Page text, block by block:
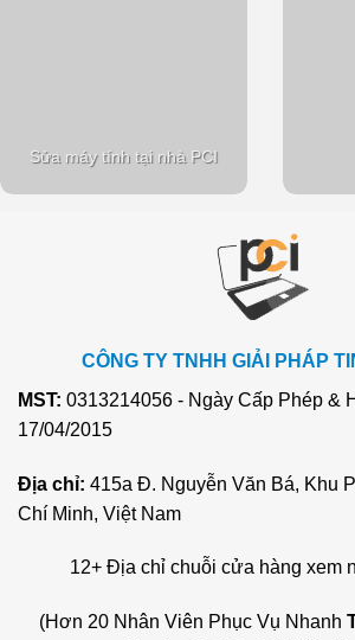
Sửa máy tính tại nhà PCI
CÔNG TY TNHH GIẢI PHÁP
MST: 0313214056 - Ngày Cấp Phép &
17/04/2015
Địa chỉ: 415a Đ. Nguyễn Văn Bá, Khu
Chí Minh, Việt Nam
12+ Địa chỉ chuỗi cửa hàng xem
(Hơn 20 Nhân Viên Phục Vụ Nhanh